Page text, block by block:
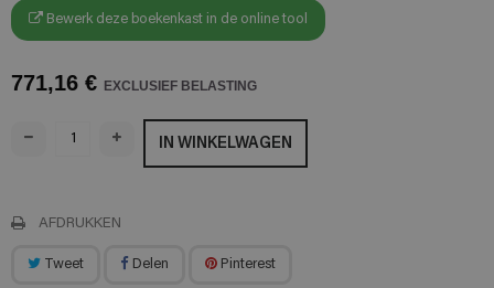
Bewerk deze boekenkast in de online tool
771,16 € EXCLUSIEF BELASTING
IN WINKELWAGEN
AFDRUKKEN
Tweet Delen Pinterest